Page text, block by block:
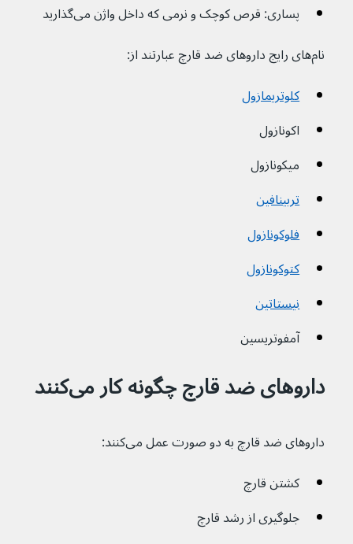
پساری: قرص کوچک و نرمی که داخل واژن می‌گذارید
نام‌های رایج داروهای ضد قارچ عبارتند از:
کلوتریمازول
اکونازول
میکونازول
تربینافین
فلوکونازول
کتوکونازول
نیستاتین
آمفوتریسین
داروهای ضد قارچ چگونه کار می‌کنند
داروهای ضد قارچ به دو صورت عمل می‌کنند:
کشتن قارچ
جلوگیری از رشد قارچ